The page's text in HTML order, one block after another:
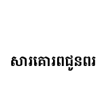
សារគោរពជូនពរ